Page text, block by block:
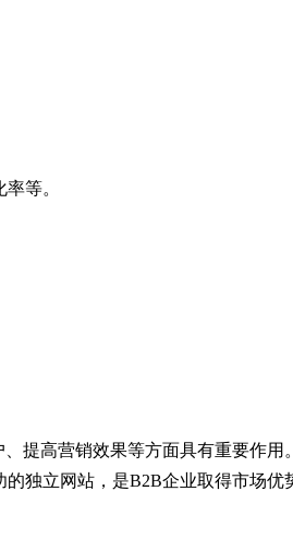
等。
提高营销效果等方面具有重要作
独立网站，是B2B企业取得市场优